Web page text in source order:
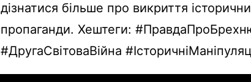
дізнатися більше про викриття
пропаганди. Хештеги:
#ДругаСвітоваВійна